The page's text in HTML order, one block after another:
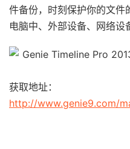
件备份，时刻保护你的文件
电脑中、外部设备、网络设
获取地址：
http://www.genie9.com/